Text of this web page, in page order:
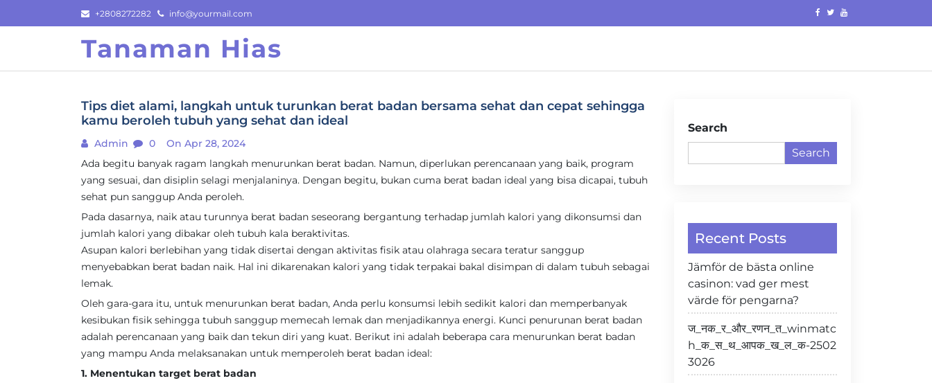
to
+2808272282 info@yourmail.com
Tanaman Hias
Tips diet alami, langkah untuk turunkan berat badan bersama sehat dan cepat sehingga
kamu beroleh tubuh yang sehat dan ideal
Admin 0
On Apr 28, 2024
Ada begitu banyak ragam langkah menurunkan berat badan. Namun, diperlukan perencanaan yang baik, program
yang sesuai, dan disiplin selagi menjalaninya. Dengan begitu, bukan cuma berat badan ideal yang bisa dicapai, tubuh
sehat pun sanggup Anda peroleh.
Pada dasarnya, naik atau turunnya berat badan seseorang bergantung terhadap jumlah kalori yang dikonsumsi dan
jumlah kalori yang dibakar oleh tubuh kala beraktivitas.
Asupan kalori berlebihan yang tidak disertai dengan aktivitas fisik atau olahraga secara teratur sanggup
menyebabkan berat badan naik. Hal ini dikarenakan kalori yang tidak terpakai bakal disimpan di dalam tubuh sebagai
lemak.
Oleh gara-gara itu, untuk menurunkan berat badan, Anda perlu konsumsi lebih sedikit kalori dan memperbanyak
kesibukan fisik sehingga tubuh sanggup memecah lemak dan menjadikannya energi. Kunci penurunan berat badan
adalah perencanaan yang baik dan tekun diri yang kuat. Berikut ini adalah beberapa cara menurunkan berat badan
yang mampu Anda melaksanakan untuk memperoleh berat badan ideal:
1. Menentukan target berat badan
Search
Search
Recent Posts
Jämför de bästa online
casinon: vad ger mest
värde för pengarna?
ज_नक_र_और_रणन_त_winmatc
h_क_स_थ_आपक_ख_ल_क-2502
3026